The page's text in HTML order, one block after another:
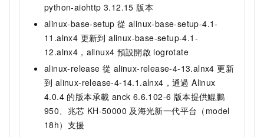
python-aiohttp 3.12.15 版本
alinux-base-setup 從 alinux-base-setup-4.1-
11.alnx4 更新到 alinux-base-setup-4.1-
12.alnx4，alinux4 預設開啟 logrotate
alinux-release 從 alinux-release-4-13.alnx4 更新
到 alinux-release-4-14.1.alnx4，通過 Alinux
4.0.4 的版本承載 anck 6.6.102-6 版本提供鯤鵬
950、兆芯 KH-50000 及海光新一代平台（model
18h）支援